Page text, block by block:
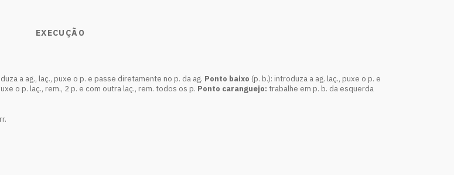
EXECUÇÃO
a ag., laç., puxe o p. e passe diretamente no p. da ag. Ponto baixo (p. b.): introduza a ag. laç., puxe o p. e
o p. laç., rem., 2 p. e com outra laç., rem. todos os p. Ponto caranguejo: trabalhe em p. b. da esquerda